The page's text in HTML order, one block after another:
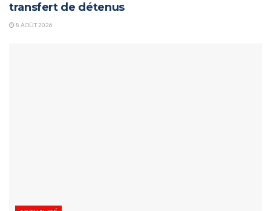
transfert de détenus
8 AOÛT 2026